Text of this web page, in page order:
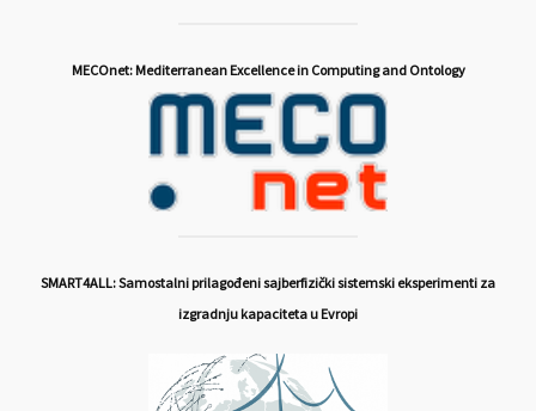
MECOnet: Mediterranean Excellence in Computing and Ontology
SMART4ALL: Samostalni prilagođeni sajberfizički sistemski eksperimenti za
izgradnju kapaciteta u Evropi